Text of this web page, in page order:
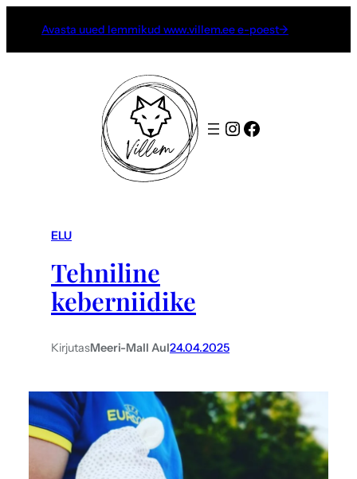
Avasta uued lemmikud www.villem.ee e-poest→
InstagramFacebook
ELU
Tehniline
keberniidike
KirjutasMeeri-Mall Aul24.04.2025